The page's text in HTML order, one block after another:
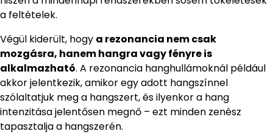
a feltételek.
Végül kiderült, hogy a rezonancia nem csak
mozgásra, hanem hangra vagy fényre is
alkalmazható. A rezonancia hanghullámoknál például
akkor jelentkezik, amikor egy adott hangszínnel
szólaltatjuk meg a hangszert, és ilyenkor a hang
intenzitása jelentősen megnő – ezt minden zenész
tapasztalja a hangszerén.